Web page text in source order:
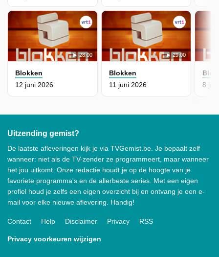
28:00
Blokken
12 juni 2026
29:00
Blokken
11 juni 2026
8
Uitzending gemist?
De laatste afleveringen kijk je via TVGemist.be. Je bepaalt zelf
wanneer: niet als de TV-zender ze programmeert, maar wanneer
het jou uitkomt. Onze redactie houdt je op de hoogte van je
favoriete programma's en de allerbeste series. Met een eigen
profiel houd je zelfs een eigen overzicht bij en ontvang je een e-
mail voor elke nieuwe aflevering. Handig!
Contact Help Disclaimer Privacy RSS
Privacy voorkeuren wijzigen